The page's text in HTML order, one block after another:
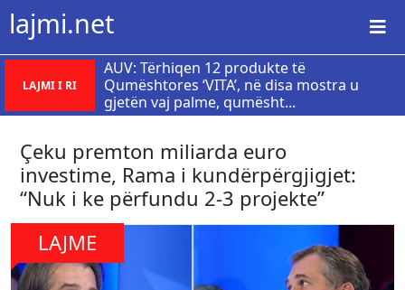
lajmi.net
LAJMI I RI
AUV: Tërhiqen 12 produkte të
Qumështores ‘VITA’, në disa mostra u
gjetën vaj palme, qumësht...
Çeku premton miliarda euro
investime, Rama i kundërpërgjigjet:
“Nuk i ke përfundu 2-3 projekte”
LAJME